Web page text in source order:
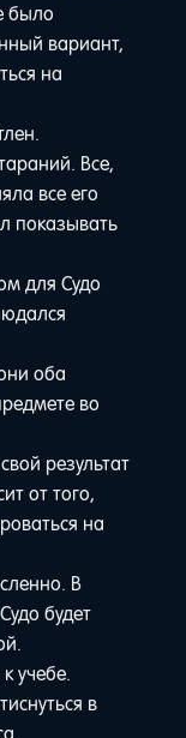
было
вариант,
на
Все,
все его
показывать
для Судо
оба
во
результат
от того,
на
В
будет
учебе.
в